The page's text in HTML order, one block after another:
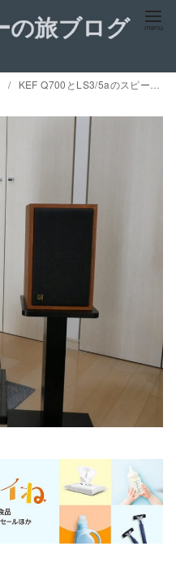
KEF Q700とLS3/5aのスピーカーケーブルをMITやNuforceのものに交換、LINN CLASSIKをBFAプラグでより使いやすく